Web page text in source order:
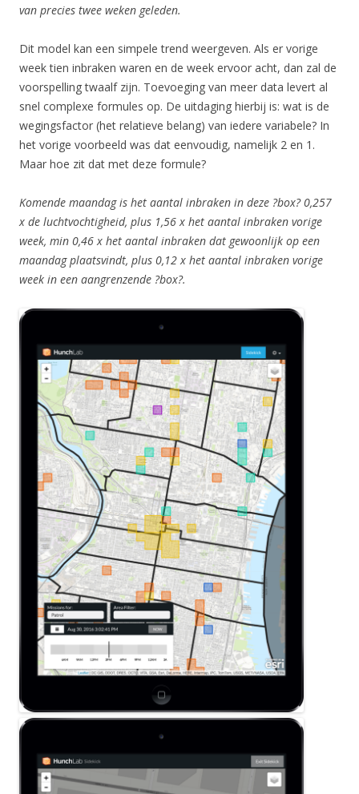
van precies twee weken geleden.
Dit model kan een simpele trend weergeven. Als er vorige
week tien inbraken waren en de week ervoor acht, dan zal de
voorspelling twaalf zijn. Toevoeging van meer data levert al
snel complexe formules op. De uitdaging hierbij is: wat is de
wegingsfactor (het relatieve belang) van iedere variabele? In
het vorige voorbeeld was dat eenvoudig, namelijk 2 en 1.
Maar hoe zit dat met deze formule?
Komende maandag is het aantal inbraken in deze ?box? 0,257
x de luchtvochtigheid, plus 1,56 x het aantal inbraken vorige
week, min 0,46 x het aantal inbraken dat gewoonlijk op een
maandag plaatsvindt, plus 0,12 x het aantal inbraken vorige
week in een aangrenzende ?box?.